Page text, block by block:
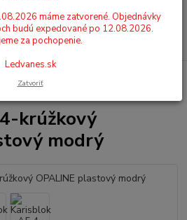
A5 4-krúžkový OPALINE plastový modrý
krúžkový
modrý
máme zatvorené. Objednávky
budú expedované po 12.08.2026.
za pochopenie.
Ledvanes.sk
Zatvoriť